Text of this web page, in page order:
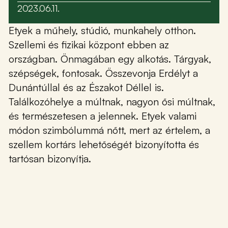
2023.06.11.
Etyek a műhely, stúdió, munkahely otthon.
Szellemi és fizikai központ ebben az
országban. Önmagában egy alkotás. Tárgyak,
szépségek, fontosak. Összevonja Erdélyt a
Dunántúllal és az Északot Déllel is.
Találkozóhelye a múltnak, nagyon ősi múltnak,
és természetesen a jelennek. Etyek valami
módon szimbólummá nőtt, mert az értelem, a
szellem kortárs lehetőségét bizonyította és
tartósan bizonyítja.
Email: hello@etyekimuhely.hu
Együttműködő partnereink: Támogatóink:
Made by OHNO Studio Etyeki Műhely © Minden jog fenntartva – 2026